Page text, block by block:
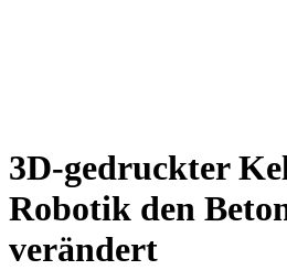
3D‑gedruckter
Robotik den
verändert